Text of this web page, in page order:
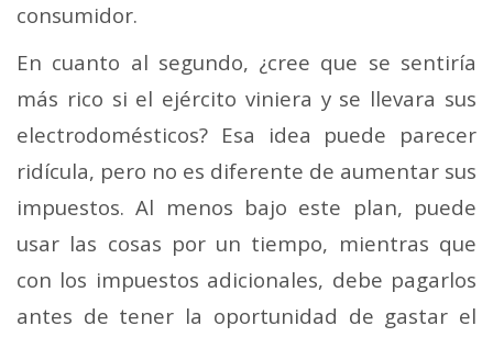
consumidor.
En cuanto al segundo, ¿cree que se sentiría
más rico si el ejército viniera y se llevara sus
electrodomésticos? Esa idea puede parecer
ridícula, pero no es diferente de aumentar sus
impuestos. Al menos bajo este plan, puede
usar las cosas por un tiempo, mientras que
con los impuestos adicionales, debe pagarlos
antes de tener la oportunidad de gastar el